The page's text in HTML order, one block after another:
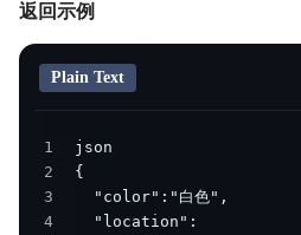
返回示例
Plain Text
1
2
3
4